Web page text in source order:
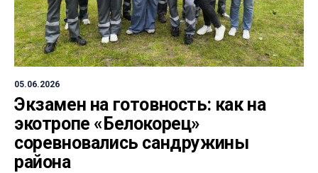
05.06.2026
Экзамен на готовность: как на
экотропе «Белокорец»
соревновались сандружины
района